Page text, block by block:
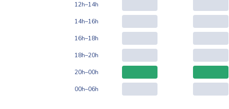
12h–14h
14h–16h
16h–18h
18h–20h
20h–00h
00h–06h